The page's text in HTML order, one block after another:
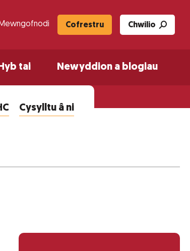
Mewngofnodi Cofrestru Chwilio
tai Newyddion a blogiau
Cysylltu â ni